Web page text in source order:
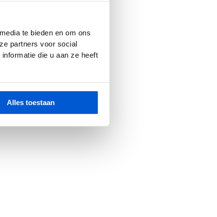
te bieden en om ons
partners voor social
die u aan ze heeft
Alles toestaan
consolefor more information).